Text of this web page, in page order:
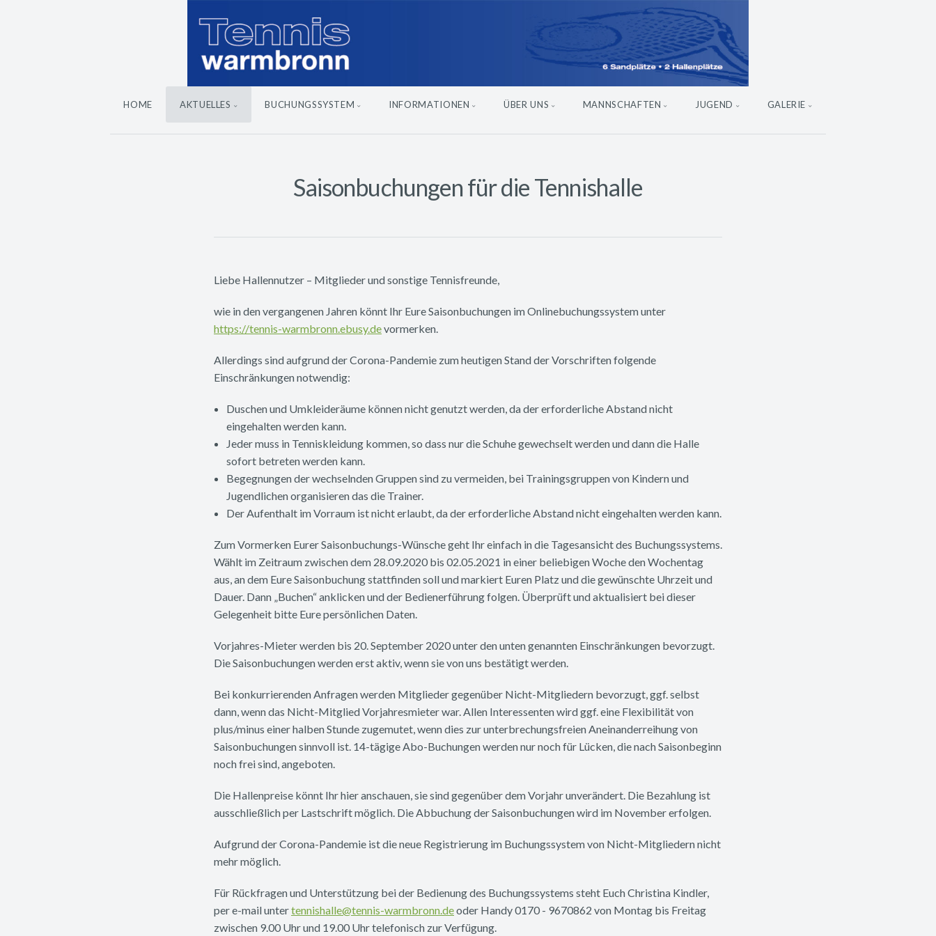
HOME AKTUELLES BUCHUNGSSYSTEM INFORMATIONEN ÜBER UNS MANNSCHAFTEN JUGEND GALERIE
Saisonbuchungen für die Tennishalle
Liebe Hallennutzer – Mitglieder und sonstige Tennisfreunde,
wie in den vergangenen Jahren könnt Ihr Eure Saisonbuchungen im Onlinebuchungssystem unter
https://tennis-warmbronn.ebusy.devormerken.
Allerdings sind aufgrund der Corona-Pandemie zum heutigen Stand der Vorschriften folgende
Einschränkungen notwendig:
Duschen und Umkleideräume können nicht genutzt werden, da der erforderliche Abstand nicht
eingehalten werden kann.
Jeder muss in Tenniskleidung kommen, so dass nur die Schuhe gewechselt werden und dann die Halle
sofort betreten werden kann.
Begegnungen der wechselnden Gruppen sind zu vermeiden, bei Trainingsgruppen von Kindern und
Jugendlichen organisieren das die Trainer.
Der Aufenthalt im Vorraum ist nicht erlaubt, da der erforderliche Abstand nicht eingehalten werden kann.
Zum Vormerken Eurer Saisonbuchungs-Wünsche geht Ihr einfach in die Tagesansicht des Buchungssystems.
Wählt im Zeitraum zwischen dem 28.09.2020 bis 02.05.2021 in einer beliebigen Woche den Wochentag
aus, an dem Eure Saisonbuchung stattfinden soll und markiert Euren Platz und die gewünschte Uhrzeit und
Dauer. Dann „Buchen“ anklicken und der Bedienerführung folgen. Überprüft und aktualisiert bei dieser
Gelegenheit bitte Eure persönlichen Daten.
Vorjahres-Mieter werden bis 20. September 2020 unter den unten genannten Einschränkungen bevorzugt.
Die Saisonbuchungen werden erst aktiv, wenn sie von uns bestätigt werden.
Bei konkurrierenden Anfragen werden Mitglieder gegenüber Nicht-Mitgliedern bevorzugt, ggf. selbst
dann, wenn das Nicht-Mitglied Vorjahresmieter war. Allen Interessenten wird ggf. eine Flexibilität von
plus/minus einer halben Stunde zugemutet, wenn dies zur unterbrechungsfreien Aneinanderreihung von
Saisonbuchungen sinnvoll ist. 14-tägige Abo-Buchungen werden nur noch für Lücken, die nach Saisonbeginn
noch frei sind, angeboten.
Die Hallenpreise könnt Ihr hier anschauen, sie sind gegenüber dem Vorjahr unverändert. Die Bezahlung ist
ausschließlich per Lastschrift möglich. Die Abbuchung der Saisonbuchungen wird im November erfolgen.
Aufgrund der Corona-Pandemie ist die neue Registrierung im Buchungssystem von Nicht-Mitgliedern nicht
mehr möglich.
Für Rückfragen und Unterstützung bei der Bedienung des Buchungssystems steht Euch Christina Kindler,
per e-mail untertennishalle@tennis-warmbronn.deoder Handy 0170 - 9670862 von Montag bis Freitag
zwischen 9.00 Uhr und 19.00 Uhr telefonisch zur Verfügung.